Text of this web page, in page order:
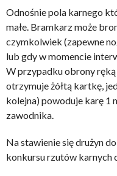
Odnośnie pola karnego
małe. Bramkarz może
czymkolwiek (zapewne
lub gdy w momencie
W przypadku obrony
otrzymuje żółtą kartkę,
kolejna) powoduje karę 1
zawodnika.
Na stawienie się drużyn
konkursu rzutów karnych